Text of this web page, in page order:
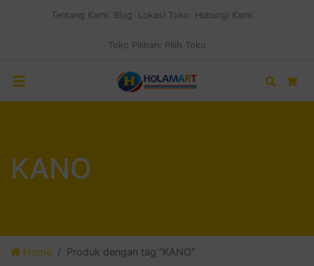
Tentang Kami Blog Lokasi Toko Hubungi Kami
Toko Pilihan: Pilih Toko
Search
KANO
Home Produk dengan tag “KANO”